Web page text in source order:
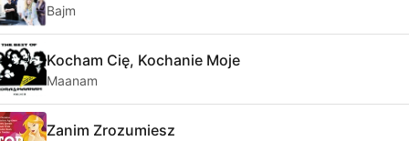
Bajm
Kocham Cię, Kochanie Moje
Maanam
Zanim Zrozumiesz